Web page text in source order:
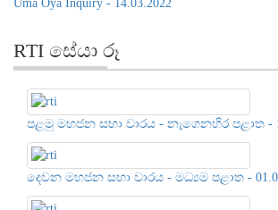
කොමිසමේ "ගමට තොරතුරු
යොමුකරමින්. දිස්ත්‍රික් ලේකම්
කාර්යාලය, මාතලේ - 2022.06.21
වන දින.
RTI සේයා රූ
පළමු මහජන සභා වාරය - නැගෙනහිර පළාත -
දෙවන මහජන සභා වාරය - මධ්‍යම පළාත -
3rd Public Sitting - Southern Province -